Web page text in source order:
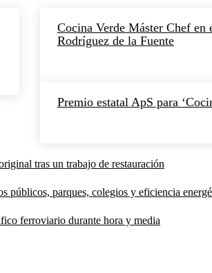
Cocina Verde Máster Chef en
Rodríguez de la Fuente
Premio estatal ApS para
tras un trabajo de restauración
públicos, parques, colegios y eficiencia
ferroviario durante hora y media